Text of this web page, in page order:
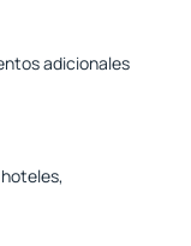
adicionales